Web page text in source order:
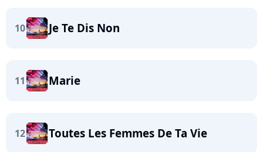
10 Je Te Dis Non
11 Marie
12 Toutes Les Femmes De Ta Vie